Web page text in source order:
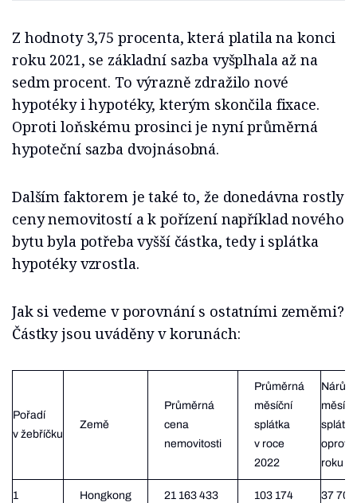
Z hodnoty 3,75 procenta, která platila na konci
roku 2021, se základní sazba vyšplhala až na
sedm procent. To výrazně zdražilo nové
hypotéky i hypotéky, kterým skončila fixace.
Oproti loňskému prosinci je nyní průměrná
hypoteční sazba dvojnásobná.
Dalším faktorem je také to, že donedávna rostly
ceny nemovitostí a k pořízení například nového
bytu byla potřeba vyšší částka, tedy i splátka
hypotéky vzrostla.
Jak si vedeme v porovnání s ostatními zeměmi?
Částky jsou uváděny v korunách:
Pořadí
v žebříčku
Země
Průměrná
cena
nemovitosti
Průměrná
měsíční
splátka
v roce
2022
Nárůst
splátek
oproti
roku
1 Hongkong 21 163 433 103 174 37 700